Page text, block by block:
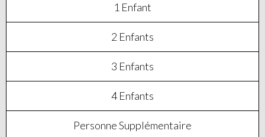
1 Enfant
2 Enfants
3 Enfants
4 Enfants
Personne Supplémentaire